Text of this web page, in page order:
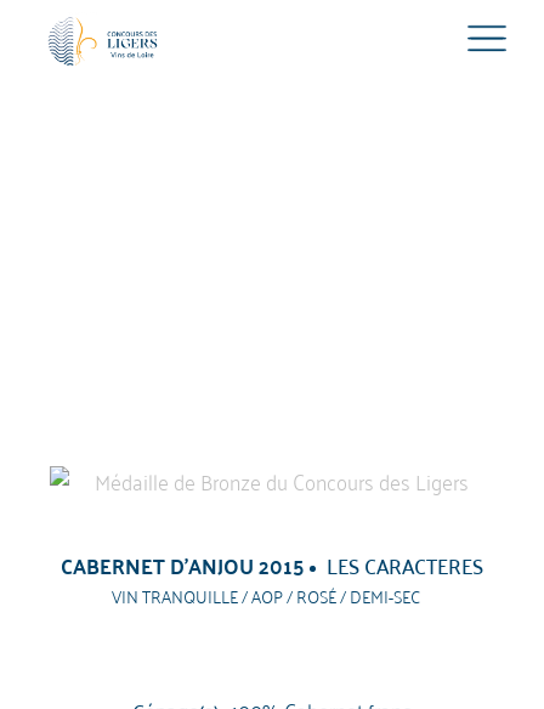
CABERNET D'ANJOU 2015 LES CARACTERES
VIN TRANQUILLE / AOP / ROSÉ / DEMI-SEC